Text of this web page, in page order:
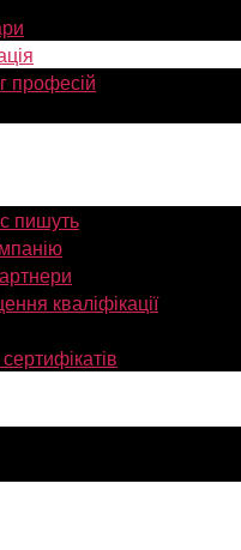
професій
пишуть
кваліфікації